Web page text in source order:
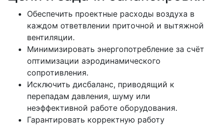
Обеспечить проектные расходы воздуха в
каждом ответвлении приточной и вытяжной
вентиляции.
Минимизировать энергопотребление за счёт
оптимизации аэродинамического
сопротивления.
Исключить дисбаланс, приводящий к
перепадам давления, шуму или
неэффективной работе оборудования.
Гарантировать корректную работу